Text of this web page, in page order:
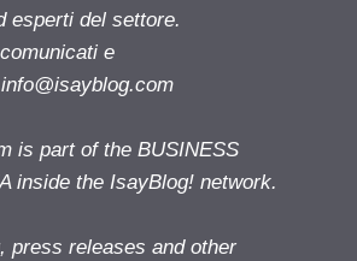
esperti del settore.
e
info@isayblog.com
is part of the BUSINESS
inside the IsayBlog! network.
press releases and other